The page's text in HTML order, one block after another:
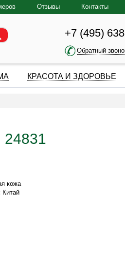
Отзывы Контакты
+7 (495)
Обратный
КРАСОТА И ЗДОРОВЬЕ
24831
кожа
Китай